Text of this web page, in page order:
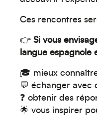
Ces rencontres
👉 Si vous
langue espagnole
🎓 mieux
💬 échanger avec
❓ obtenir des
🌟 vous inspirer